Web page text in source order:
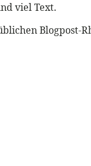
viel Text.
Blogpost-